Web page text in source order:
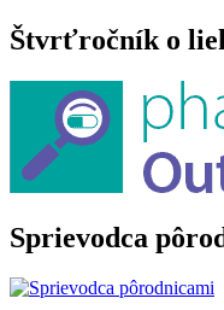
Štvrťročník o
Sprievodca